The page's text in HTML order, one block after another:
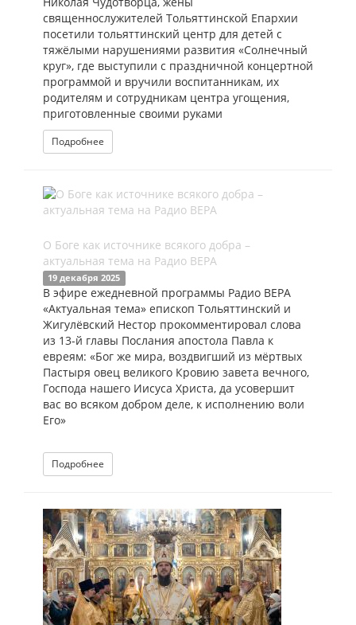
священнослужителей Тольяттинской Епархии
посетили тольяттинский центр для детей с
тяжёлыми нарушениями развития «Солнечный
круг», где выступили с праздничной концертной
программой и вручили воспитанникам, их
родителям и сотрудникам центра угощения,
приготовленные своими руками
Подробнее
О Боге как источнике всякого добра –
актуальная тема на Радио ВЕРА
19 декабря 2025
В эфире ежедневной программы Радио ВЕРА
«Актуальная тема» епископ Тольяттинский и
Жигулёвский Нестор прокомментировал слова
из 13-й главы Послания апостола Павла к
евреям: «Бог же мира, воздвигший из мёртвых
Пастыря овец великого Кровию завета вечного,
Господа нашего Иисуса Христа, да усовершит
вас во всяком добром деле, к исполнению воли
Его»
Подробнее